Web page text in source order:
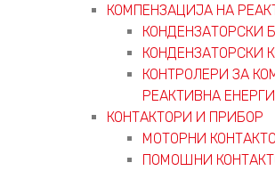
КОМПЕНЗАЦИЈА НА
КОНДЕНЗАТОРСКИ
КОНДЕНЗАТОРСКИ
КОНТРОЛЕРИ ЗА
РЕАКТИВНА
КОНТАКТОРИ И ПРИБОР
МОТОРНИ
ПОМОШНИ